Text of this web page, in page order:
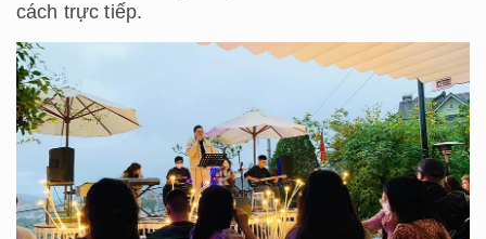
cách trực tiếp.